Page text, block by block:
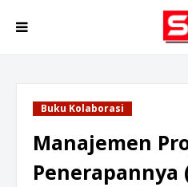
Buku Kolaborasi
Manajemen
Penerapannya